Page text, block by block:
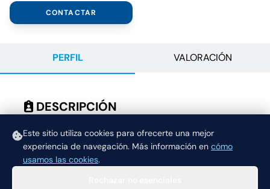
Este sitio utiliza cookies para ofrecerte una mejor
experiencia de navegación. Más información en cómo
usamos las cookies.
CONTACTAR
PERFIL VALORACIÓN
DESCRIPCIÓN